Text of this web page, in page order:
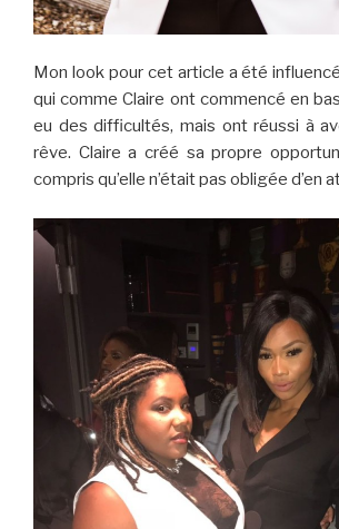
Mon look pour cet article a été
qui comme Claire ont commencé en
eu des difficultés, mais ont réussi à
rêve. Claire a créé sa propre
compris qu’elle n’était pas obligée d’en